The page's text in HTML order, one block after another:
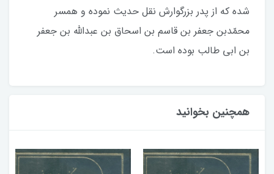
شده که از پدر بزرگوارش نقل حدیث نموده و همسر
محمّدبن جعفر بن قاسم بن اسحاق بن عبدالله بن جعفر
بن ابی طالب بوده است.
همچنین بخوانید